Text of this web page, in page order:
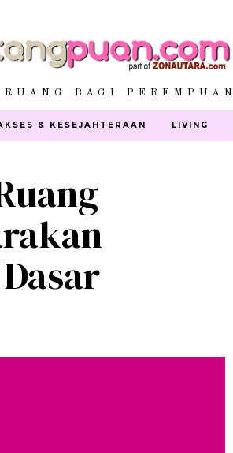
BAGI PEREMPUAN
& KESEJAHTERAAN LIVING